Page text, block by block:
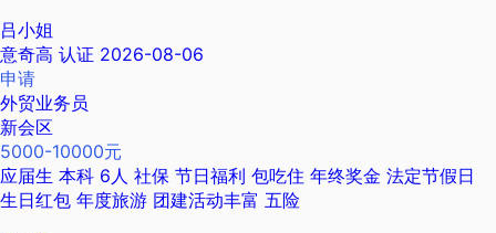
吕小姐
意奇高 认证 2026-08-06
申请
外贸业务员
新会区
5000-10000元
应届生 本科 6人 社保 节日福利 包吃住 年终奖金 法定节假日
生日红包 年度旅游 团建活动丰富 五险